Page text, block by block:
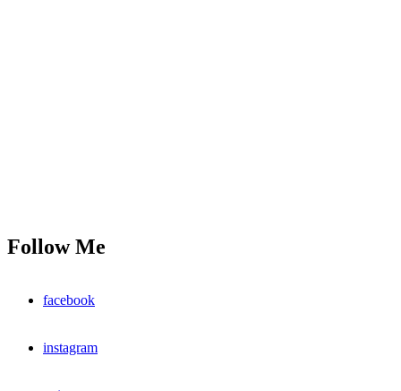
Follow Me
facebook
instagram